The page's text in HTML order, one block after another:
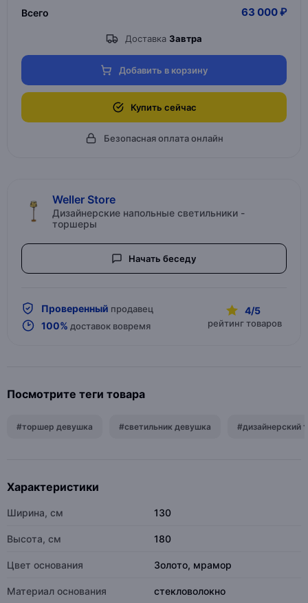
Всего 63 000 ₽
Доставка Завтра
Добавить в корзину
Купить сейчас
Безопасная оплата онлайн
Weller Store
Дизайнерские напольные светильники -
торшеры
Начать беседу
Проверенный продавец
100% доставок вовремя
4/5
рейтинг товаров
Посмотрите теги товара
#торшер девушка #светильник девушка #дизайнерский
Характеристики
Ширина, см 130
Высота, см 180
Цвет основания Золото, мрамор
Материал основания стекловолокно